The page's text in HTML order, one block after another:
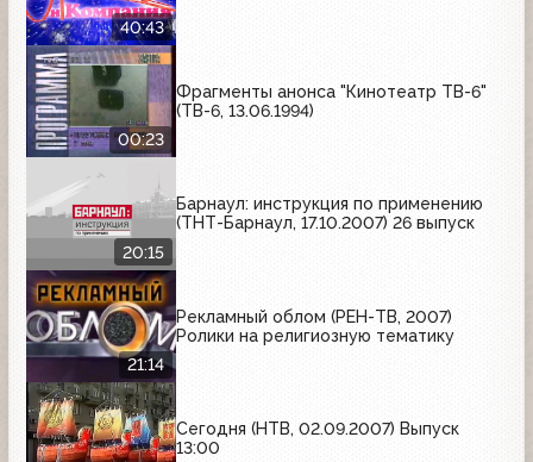
40:43
00:23
Фрагменты анонса "Кинотеатр ТВ-6"
(ТВ-6, 13.06.1994)
20:15
Барнаул: инструкция по применению
(ТНТ-Барнаул, 17.10.2007) 26 выпуск
21:14
Рекламный облом (РЕН-ТВ, 2007)
Ролики на религиозную тематику
Сегодня (НТВ, 02.09.2007) Выпуск
13:00